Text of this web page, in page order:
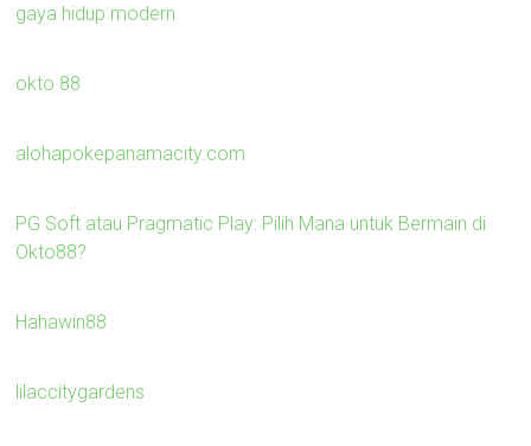
gaya hidup modern
okto 88
alohapokepanamacity.com
PG Soft atau Pragmatic Play: Pilih Mana untuk Bermain di
Okto88?
Hahawin88
lilaccitygardens